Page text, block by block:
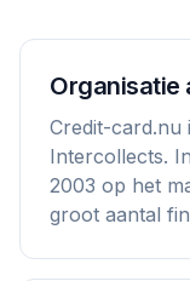
Organisatie
Credit-card.nu
Intercollects.
2003 op het
groot aantal